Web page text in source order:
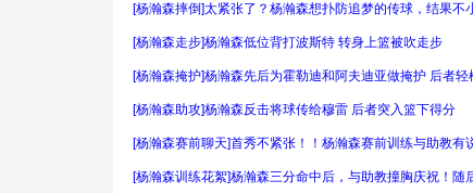
[杨瀚森摔倒]太紧张了？杨瀚森想扑防追梦的传球，结果不
[杨瀚森走步]杨瀚森低位背打波斯特 转身上篮被吹走步
[杨瀚森掩护]杨瀚森先后为霍勒迪和阿夫迪亚做掩护 后者轻
[杨瀚森助攻]杨瀚森反击将球传给穆雷 后者突入篮下得分
[杨瀚森赛前聊天]首秀不紧张！！杨瀚森赛前训练与助教有
[杨瀚森训练花絮]杨瀚森三分命中后，与助教撞胸庆祝！随